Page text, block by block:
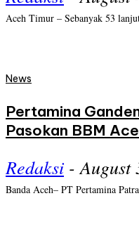
Aceh Timur – Sebanyak 53
News
Pertamina
Pasokan BBM
Redaksi - August
Banda Aceh– PT Pertamina